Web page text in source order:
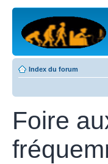
Index du forum
Foire